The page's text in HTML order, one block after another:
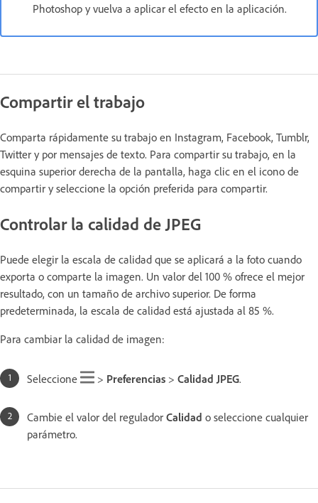
Photoshop y vuelva a aplicar el efecto en la aplicación.
Compartir el trabajo
Comparta rápidamente su trabajo en Instagram, Facebook, Tumblr,
Twitter y por mensajes de texto. Para compartir su trabajo, en la
esquina superior derecha de la pantalla, haga clic en el icono de
compartir y seleccione la opción preferida para compartir.
Controlar la calidad de JPEG
Puede elegir la escala de calidad que se aplicará a la foto cuando
exporta o comparte la imagen. Un valor del 100 % ofrece el mejor
resultado, con un tamaño de archivo superior. De forma
predeterminada, la escala de calidad está ajustada al 85 %.
Para cambiar la calidad de imagen:
Seleccione > Preferencias > Calidad JPEG.
Cambie el valor del regulador Calidad o seleccione cualquier
parámetro.